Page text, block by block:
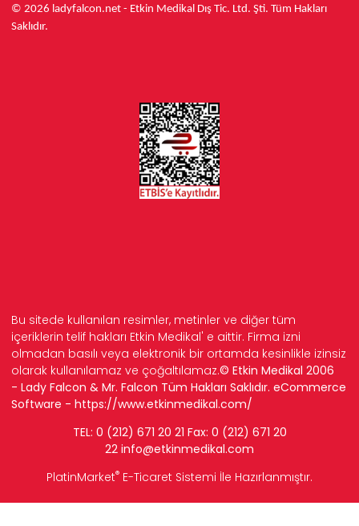
© 2026 ladyfalcon.net - Etkin Medikal Dış Tic. Ltd. Şti. Tüm Hakları
Saklıdır.
Bu sitede kullanılan resimler, metinler ve diğer tüm
içeriklerin telif hakları Etkin Medikal' e aittir. Firma izni
olmadan basılı veya elektronik bir ortamda kesinlikle izinsiz
olarak kullanılamaz ve çoğaltılamaz.© Etkin Medikal 2006
- Lady Falcon & Mr. Falcon Tüm Hakları Saklıdır. eCommerce
Software - https://www.etkinmedikal.com/
TEL: 0 (212) 671 20 21 Fax: 0 (212) 671 20
22 info@etkinmedikal.com
PlatinMarket® E-Ticaret Sistemi İle Hazırlanmıştır.